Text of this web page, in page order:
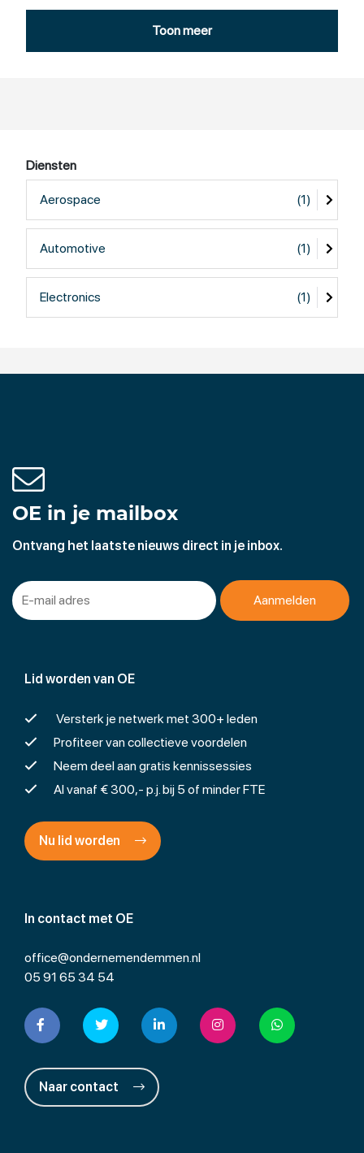
various End-users.
Toon meer
Diensten
Aerospace (1)
Automotive (1)
Electronics (1)
In contact met OE
office@ondernemendemmen.nl
05 91 65 34 54
Naar contact
Lid worden van OE
Versterk je netwerk met 300+ leden
Profiteer van collectieve voordelen
Neem deel aan gratis kennissessies
Al vanaf € 300,- p.j. bij 5 of minder FTE
Nu lid worden
OE in je mailbox
Ontvang het laatste nieuws direct in je inbox.